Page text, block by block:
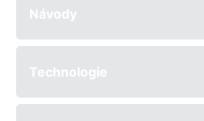
Návody
Technologie